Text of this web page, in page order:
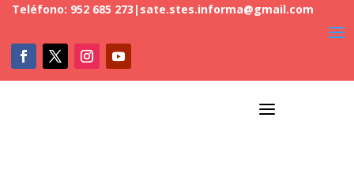
Teléfono: 952 685 273 | sate.stes.informa@gmail.com
a